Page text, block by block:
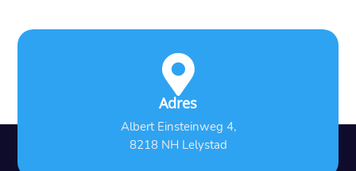

Adres
Albert Einsteinweg 4,
8218 NH Lelystad